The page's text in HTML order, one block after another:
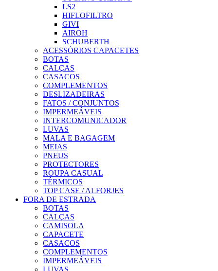
LS2
HIFLOFILTRO
GIVI
AIROH
SCHUBERTH
ACESSÓRIOS CAPACETES
BOTAS
CALÇAS
CASACOS
COMPLEMENTOS
DESLIZADEIRAS
FATOS / CONJUNTOS
IMPERMEÁVEIS
INTERCOMUNICADOR
LUVAS
MALA E BAGAGEM
MEIAS
PNEUS
PROTECTORES
ROUPA CASUAL
TÉRMICOS
TOP CASE / ALFORJES
FORA DE ESTRADA
BOTAS
CALÇAS
CAMISOLA
CAPACETE
CASACOS
COMPLEMENTOS
IMPERMEÁVEIS